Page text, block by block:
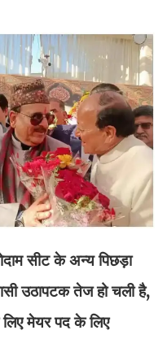
सीट के अन्य पिछड़ा
उठापटक तेज हो चली है,
मेयर पद के लिए